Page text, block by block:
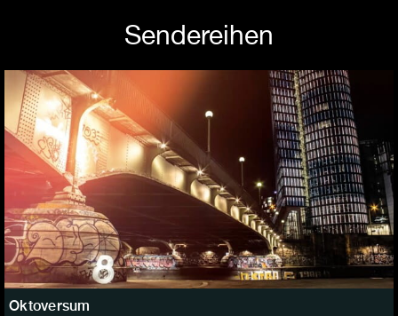
Sendereihen
Oktoversum